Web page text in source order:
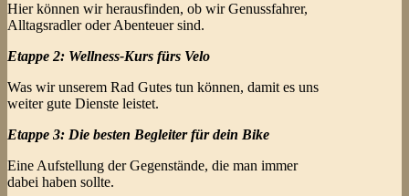
Hier können wir herausfinden, ob wir Genussfahrer,
Alltagsradler oder Abenteuer sind.
Etappe 2: Wellness-Kurs fürs Velo
Was wir unserem Rad Gutes tun können, damit es uns
weiter gute Dienste leistet.
Etappe 3: Die besten Begleiter für dein Bike
Eine Aufstellung der Gegenstände, die man immer
dabei haben sollte.